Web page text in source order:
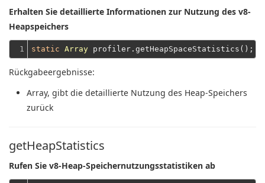
Erhalten Sie detaillierte Informationen zur Nutzung des v8-
Heapspeichers
1 static Array
Rückgabeergebnisse:
Array, gibt die detaillierte Nutzung des Heap-Speichers
zurück
getHeapStatistics
Rufen Sie v8-Heap-Speichernutzungsstatistiken ab